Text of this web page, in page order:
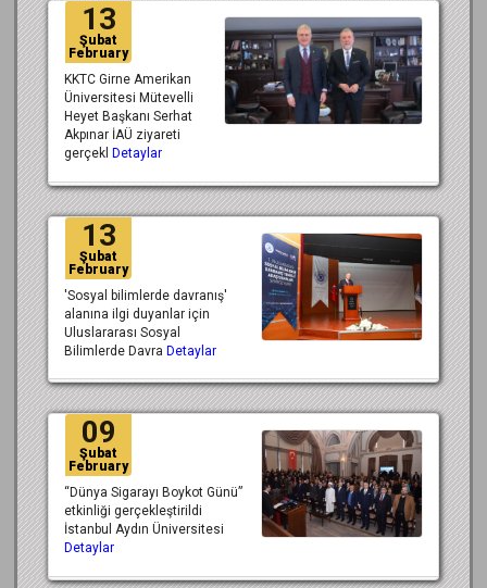
13
Şubat
February
KKTC Girne Amerikan
Üniversitesi Mütevelli
Heyet Başkanı Serhat
Akpınar İAÜ ziyareti
gerçekl Detaylar
13
Şubat
February
'Sosyal bilimlerde davranış'
alanına ilgi duyanlar için
Uluslararası Sosyal
Bilimlerde Davra Detaylar
09
Şubat
February
“Dünya Sigarayı Boykot Günü”
etkinliği gerçekleştirildi
İstanbul Aydın Üniversitesi
Detaylar